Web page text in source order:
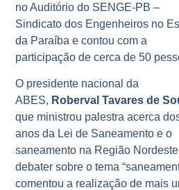
no Auditório do SENGE-PB –
Sindicato dos Engenheiros no
da Paraíba e contou com a
participação de cerca de 50
O presidente nacional da
ABES, Roberval Tavares de
que ministrou palestra acerca
anos da Lei de Saneamento e o
saneamento na Região
debater sobre o tema
comentou a realização de mais